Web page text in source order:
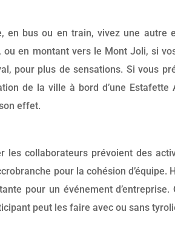
en bus ou en train, vivez une autre
en montant vers le Mont Joli, si
pour plus de sensations. Si vous
de la ville à bord d’une
effet.
collaborateurs prévoient des
pour la cohésion
pour un événement
peut les faire avec ou sans